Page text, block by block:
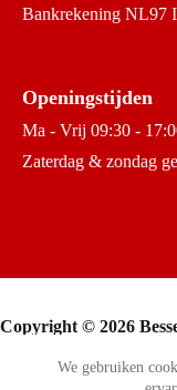
We gebruiken
Bankrekening NL97
Openingstijden
Ma - Vrij 09:30 -
Zaterdag & zondag
Copyright © 2026